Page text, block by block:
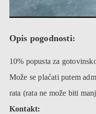
Opis pogodnosti:
10% popusta za
Može se plaćati putem
rata (rata ne može biti
Kontakt: